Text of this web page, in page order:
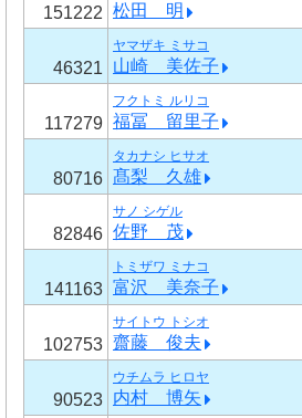
151222 松田 明
46321
ヤマザキ ミサコ
山崎 美佐子
117279
フクトミ ルリコ
福冨 留里子
80716
タカナシ ヒサオ
髙梨 久雄
82846
サノ シゲル
佐野 茂
141163
トミザワ ミナコ
富沢 美奈子
102753
サイトウ トシオ
齋藤 俊夫
90523
ウチムラ ヒロヤ
内村 博矢